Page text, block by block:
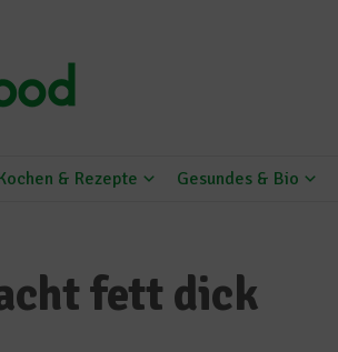
& Rezepte Gesundes & Bio
fett dick